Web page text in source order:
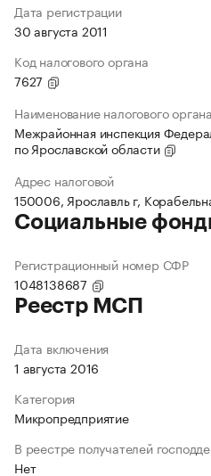
Дата регистрации
30 августа 2011
Код налогового органа
7627
Наименование налогового органа
Межрайонная инспекция
по Ярославской области
Адрес налоговой
150006, Ярославль г,
Социальные
Регистрационный номер СФР
1048138687
Реестр МСП
Дата включения
1 августа 2016
Категория
Микропредприятие
В реестре получателей
Нет